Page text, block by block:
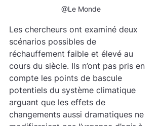
@Le Monde
Les chercheurs ont examiné deux
scénarios possibles de
réchauffement faible et élevé au
cours du siècle. Ils n’ont pas pris en
compte les points de bascule
potentiels du système climatique
arguant que les effets de
changements aussi dramatiques ne